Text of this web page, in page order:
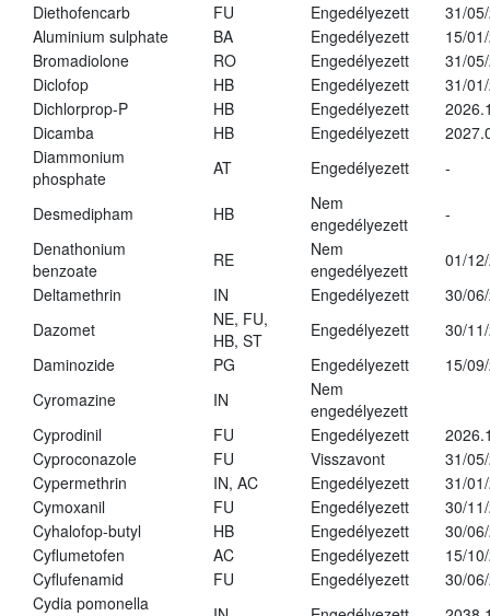
Diethofencarb
FU Engedélyezett
31/
Aluminium sulphate
BA Engedélyezett
15/
Bromadiolone
RO Engedélyezett
31/
Diclofop
HB Engedélyezett
31/
Dichlorprop-P
HB Engedélyezett
Dicamba
HB Engedélyezett
Diammonium
phosphate
AT Engedélyezett -
Desmedipham HB
Nem
engedélyezett
-
Denathonium
benzoate
RE
Nem
engedélyezett
01/
Deltamethrin
IN Engedélyezett
30/
Dazomet
NE, FU,
HB, ST
Engedélyezett
30/
Daminozide
PG Engedélyezett
15/
Cyromazine
IN
Nem
engedélyezett
Cyprodinil
FU Engedélyezett
Cyproconazole
FU Visszavont
31/
Cypermethrin
IN, AC Engedélyezett
31/
Cymoxanil
FU Engedélyezett
30/
Cyhalofop-butyl
HB Engedélyezett
30/
Cyflumetofen
AC Engedélyezett
15/
Cyflufenamid
FU Engedélyezett
30/
Cydia pomonella